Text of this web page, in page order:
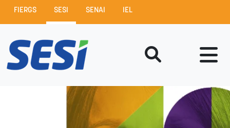
FIERGS SESI SENAI IEL